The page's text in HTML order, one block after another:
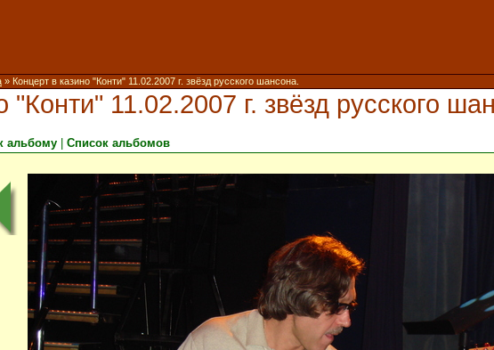
» Концерт в казино "Конти" 11.02.2007 г. звёзд русского шансона.
"Конти" 11.02.2007 г. звёзд русского
альбому Список альбомов